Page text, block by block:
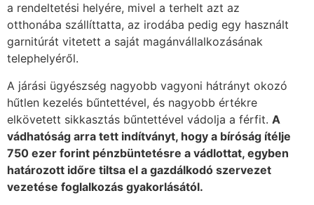
a rendeltetési helyére, mivel a terhelt azt az
otthonába szállíttatta, az irodába pedig egy használt
garnitúrát vitetett a saját magánvállalkozásának
telephelyéről.
A járási ügyészség nagyobb vagyoni hátrányt okozó
hűtlen kezelés bűntettével, és nagyobb értékre
elkövetett sikkasztás bűntettével vádolja a férfit. A
vádhatóság arra tett indítványt, hogy a bíróság ítélje
750 ezer forint pénzbüntetésre a vádlottat, egyben
határozott időre tiltsa el a gazdálkodó szervezet
vezetése foglalkozás gyakorlásától.